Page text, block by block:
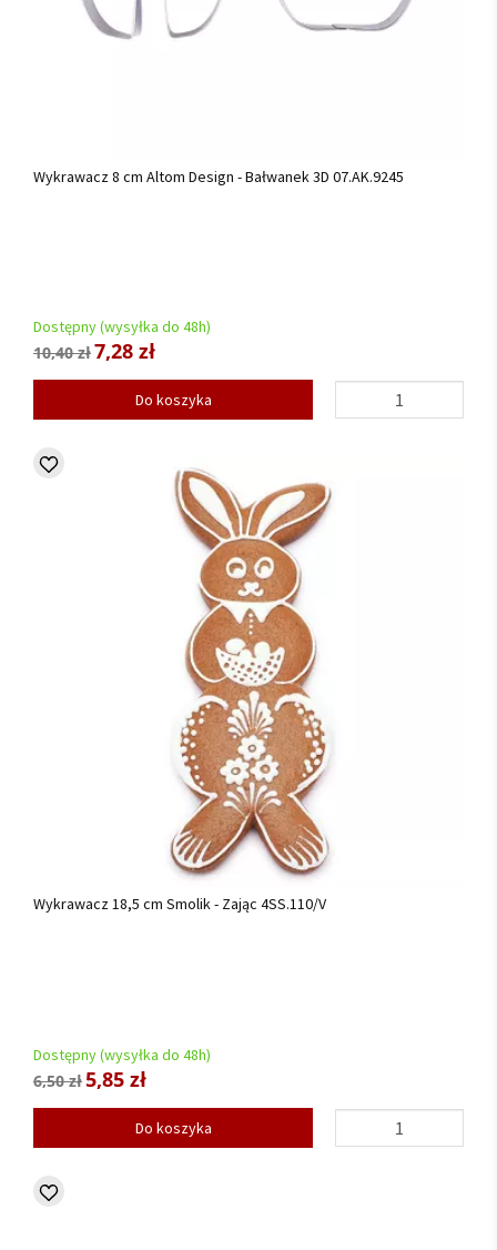
Wykrawacz 8 cm Altom Design - Bałwanek 3D 07.AK.9245
Dostępny (wysyłka do 48h)
10,40 zł7,28 zł
Do koszyka
Wykrawacz 18,5 cm Smolik - Zając 4SS.110/V
Dostępny (wysyłka do 48h)
6,50 zł5,85 zł
Do koszyka